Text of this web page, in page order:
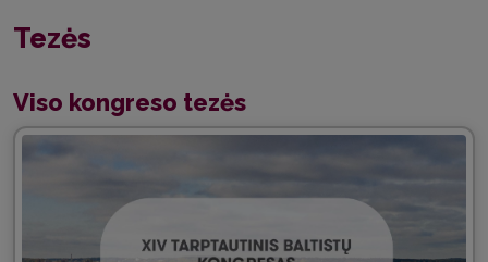
Tezės
Viso kongreso tezės